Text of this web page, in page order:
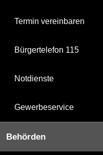
Termin vereinbaren
Bürgertelefon 115
Notdienste
Gewerbeservice
Behörden